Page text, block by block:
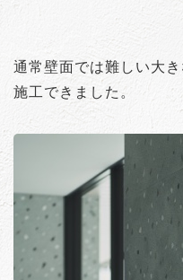
通常壁面では難しい大
施工できました。